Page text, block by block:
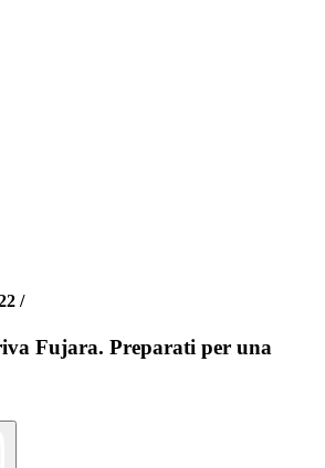
/
Fujara. Preparati per una